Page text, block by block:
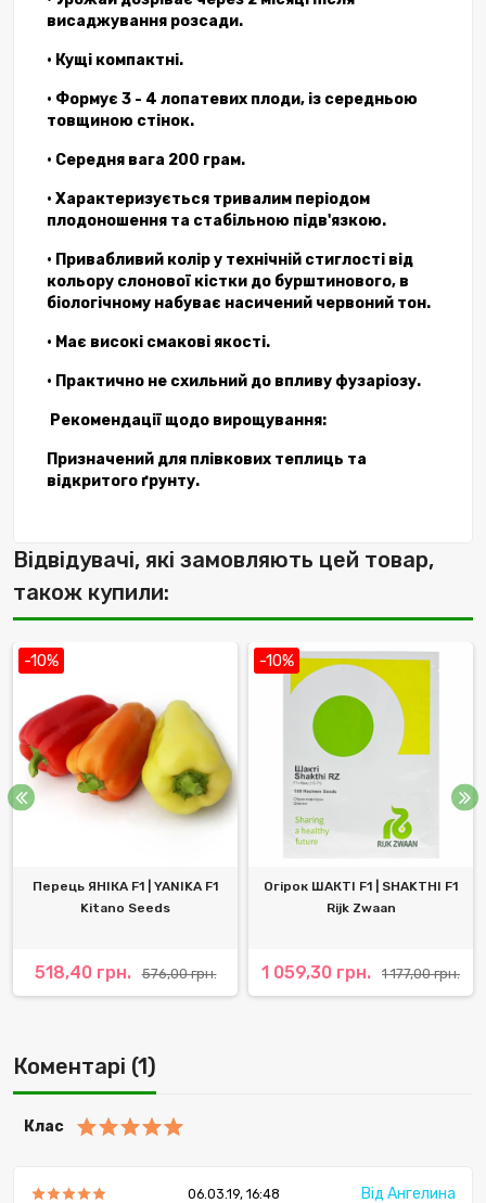
висаджування розсади.
• Кущі компактні.
• Формує 3 - 4 лопатевих плоди, із середньою
товщиною стінок.
• Середня вага 200 грам.
• Характеризується тривалим періодом
плодоношення та стабільною підв'язкою.
• Привабливий колір у технічній стиглості від
кольору слонової кістки до бурштинового, в
біологічному набуває насичений червоний тон.
• Має високі смакові якості.
• Практично не схильний до впливу фузаріозу.
Рекомендації щодо вирощування:
Призначений для плівкових теплиць та
відкритого ґрунту.
Відвідувачі, які замовляють цей товар,
також купили:
-10%
Перець ЯНІКА F1 | YANIKA F1
Kitano Seeds
518,40 грн. 576,00 грн.
-10%
Огірок ШАКТІ F1 | SHAKTHI F1
Rijk Zwaan
1 059,30 грн. 1 177,00 грн.
Коментарі (1)
Клас
06.03.19, 16:48 Від Ангелина